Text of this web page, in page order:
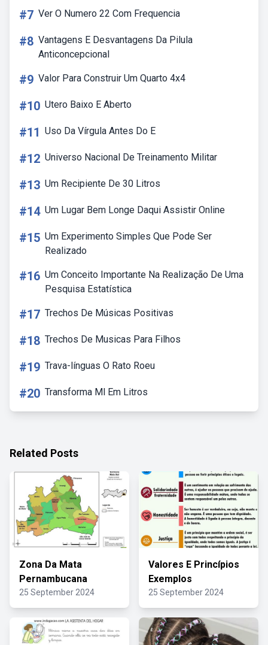
#7 Ver O Numero 22 Com Frequencia
#8 Vantagens E Desvantagens Da Pilula
Anticoncepcional
#9 Valor Para Construir Um Quarto 4x4
#10 Utero Baixo E Aberto
#11 Uso Da Vírgula Antes Do E
#12 Universo Nacional De Treinamento Militar
#13 Um Recipiente De 30 Litros
#14 Um Lugar Bem Longe Daqui Assistir Online
#15 Um Experimento Simples Que Pode Ser
Realizado
#16 Um Conceito Importante Na Realização De Uma
Pesquisa Estatística
#17 Trechos De Músicas Positivas
#18 Trechos De Musicas Para Filhos
#19 Trava-línguas O Rato Roeu
#20 Transforma Ml Em Litros
Related Posts
Zona Da Mata
Pernambucana
25 September 2024
Valores E Princípios
Exemplos
25 September 2024